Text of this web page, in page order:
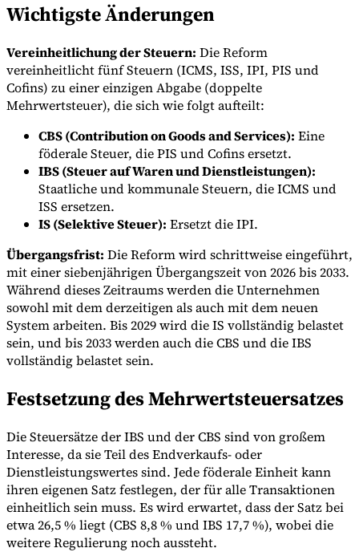
Indirekte Steuern im elektronischen GeschäftsverkehrVAT in der
GolfregionAufbau eines Kontrollrahmens für indirekte
SteuernKohlenstoffsteuern und Umweltabgaben
NummernprüferTracker für E-Rechnungs-Mandate
Wichtigste Änderungen
Vereinheitlichung der Steuern: Die Reform
vereinheitlicht fünf Steuern (ICMS, ISS, IPI, PIS und
Cofins) zu einer einzigen Abgabe (doppelte
Mehrwertsteuer), die sich wie folgt aufteilt:
CBS (Contribution on Goods and Services): Eine
föderale Steuer, die PIS und Cofins ersetzt.
IBS (Steuer auf Waren und Dienstleistungen):
Staatliche und kommunale Steuern, die ICMS und
ISS ersetzen.
IS (Selektive Steuer): Ersetzt die IPI.
Übergangsfrist: Die Reform wird schrittweise eingeführt,
mit einer siebenjährigen Übergangszeit von 2026 bis 2033.
Während dieses Zeitraums werden die Unternehmen
sowohl mit dem derzeitigen als auch mit dem neuen
System arbeiten. Bis 2029 wird die IS vollständig belastet
sein, und bis 2033 werden auch die CBS und die IBS
vollständig belastet sein.
Festsetzung des Mehrwertsteuersatzes
Die Steuersätze der IBS und der CBS sind von großem
Interesse, da sie Teil des Endverkaufs- oder
Dienstleistungswertes sind. Jede föderale Einheit kann
ihren eigenen Satz festlegen, der für alle Transaktionen
einheitlich sein muss. Es wird erwartet, dass der Satz bei
etwa 26,5 % liegt (CBS 8,8 % und IBS 17,7 %), wobei die
weitere Regulierung noch aussteht.